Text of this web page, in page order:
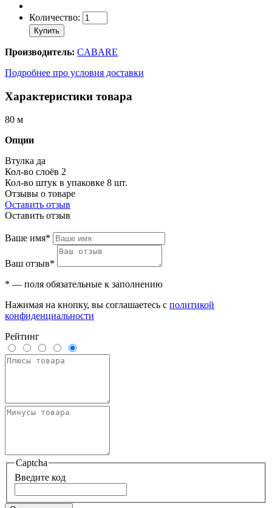
Количество:
Купить
Производитель: CABARE
Подробнее про условия доставки
Характеристики товара
80 м
Опции
Втулка да
Кол-во слоёв 2
Кол-во штук в упаковке 8 шт.
Отзывы о товаре
Оставить отзыв
Оставить отзыв
Ваше имя*
Ваш отзыв*
* — поля обязательные к заполнению
Нажимая на кнопку, вы соглашаетесь с политикой
конфиденциальности
Рейтинг
Captcha
Введите код